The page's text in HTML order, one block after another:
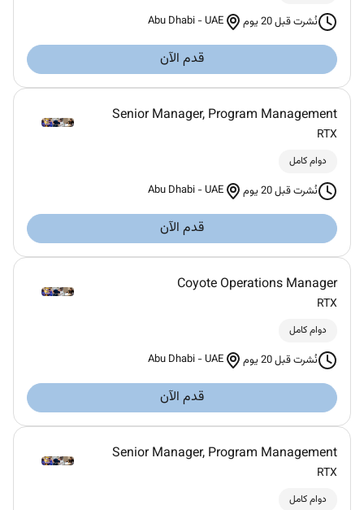
نُشرت قبل 20 يوم Abu Dhabi -UAE
قدم الآن
Senior Manager, Program Management
RTX
دوام كامل
نُشرت قبل 20 يوم Abu Dhabi -UAE
قدم الآن
Coyote Operations Manager
RTX
دوام كامل
نُشرت قبل 20 يوم Abu Dhabi -UAE
قدم الآن
Senior Manager, Program Management
RTX
دوام كامل